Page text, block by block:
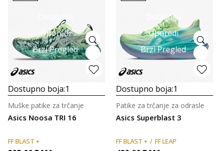
Uporedi
Brzi Pregled
Dostupno boja:1
Asics Noosa TRI 16
Muške patike za trčanje
FF BLAST +
Detaljnije
Uporedi
Brzi Pregled
Dostupno boja:1
Asics Superblast 3
Patike za trčanje za odrasle
FF BLAST + FF LEAP